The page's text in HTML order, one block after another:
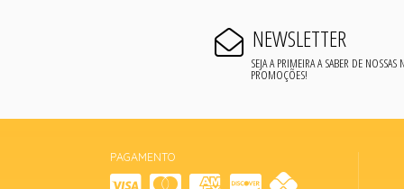
NEWSLETTER
SEJA A PRIMEIRA A SABER DE NOSSAS
PROMOÇÕES!
PAGAMENTO